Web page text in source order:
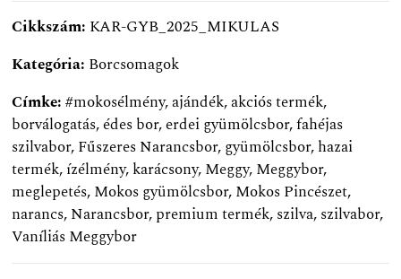
Cikkszám: KAR-GYB_2025_MIKULAS
Kategória: Borcsomagok
Címke:#mokosélmény,ajándék,akciós termék,
borválogatás,édes bor,erdei gyümölcsbor,fahéjas
szilvabor,Fűszeres Narancsbor,gyümölcsbor,hazai
termék,ízélmény,karácsony,Meggy,Meggybor,
meglepetés,Mokos gyümölcsbor,Mokos Pincészet,
narancs,Narancsbor,premium termék,szilva,szilvabor,
Vaníliás Meggybor